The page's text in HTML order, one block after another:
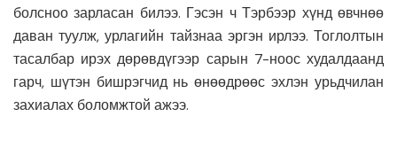
болсноо зарласан билээ. Гэсэн чТэрбээр хүнд өвчнөө
даван туулж,урлагийн тайзнаа эргэн ирлээ. Тоглолтын
тасалбар ирэх дөрөвдүгээр сарын 7-ноосхудалдаанд
гарч, шүтэн бишрэгчид нь өнөөдрөөс эхлэн урьдчилан
захиалах боломжтой ажээ.